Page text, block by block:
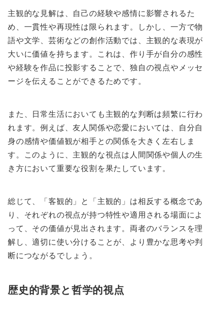
主観的な見解は、自己の経験や感情に影響されるた
め、一貫性や再現性は限られます。しかし、一方で物
語や文学、芸術などの創作活動では、主観的な表現が
大いに価値を持ちます。これは、作り手が自分の感性
や経験を作品に投影することで、独自の視点やメッセ
ージを伝えることができるためです。
また、日常生活においても主観的な判断は頻繁に行わ
れます。例えば、友人関係や恋愛においては、自分自
身の感情や価値観が相手との関係を大きく左右しま
す。このように、主観的な視点は人間関係や個人の生
き方において重要な役割を果たしています。
総じて、「客観的」と「主観的」は相反する概念であ
り、それぞれの視点が持つ特性や適用される場面によ
って、その価値が見出されます。両者のバランスを理
解し、適切に使い分けることが、より豊かな思考や判
断につながるでしょう。
歴史的背景と哲学的視点